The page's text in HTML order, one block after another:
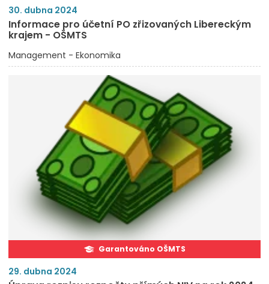
30. dubna 2024
Informace pro účetní PO zřizovaných Libereckým
krajem - OŠMTS
Management - Ekonomika
Garantováno OŠMTS
29. dubna 2024